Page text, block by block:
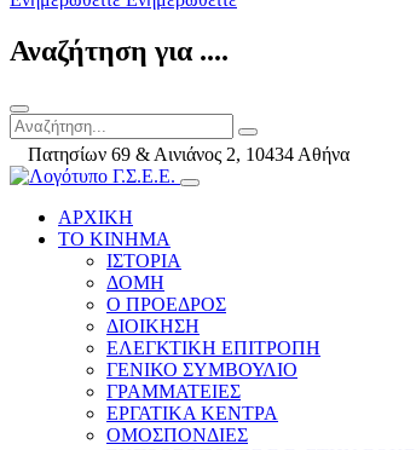
Αναζήτηση για ....
Πατησίων 69 & Αινιάνος 2, 10434 Αθήνα
ΑΡΧΙΚΗ
ΤΟ ΚΙΝΗΜΑ
ΙΣΤΟΡΙΑ
ΔΟΜΗ
Ο ΠΡΟΕΔΡΟΣ
ΔΙΟΙΚΗΣΗ
ΕΛΕΓΚΤΙΚΗ ΕΠΙΤΡΟΠΗ
ΓΕΝΙΚΟ ΣΥΜΒΟΥΛΙΟ
ΓΡΑΜΜΑΤΕΙΕΣ
ΕΡΓΑΤΙΚΑ ΚΕΝΤΡΑ
ΟΜΟΣΠΟΝΔΙΕΣ